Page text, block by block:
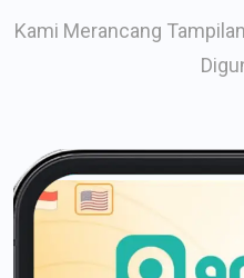
Kami Merancang